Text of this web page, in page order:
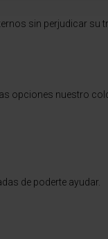
sin perjudicar
opciones nuestro
de poderte ayudar.